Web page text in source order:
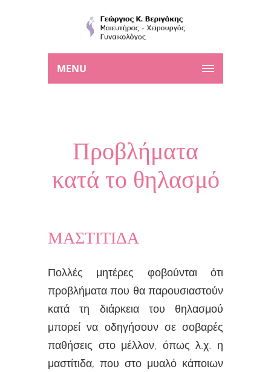
MENU
Προβλήματα
κατά το θηλασμό
ΜΑΣΤΙΤΙΔΑ
Πολλές μητέρες φοβούνται ότι
προβλήματα που θα παρουσιαστούν
κατά τη διάρκεια του θηλασμού
μπορεί να οδηγήσουν σε σοβαρές
παθήσεις στο μέλλον, όπως λ.χ. η
μαστίτιδα, που στο μυαλό κάποιων